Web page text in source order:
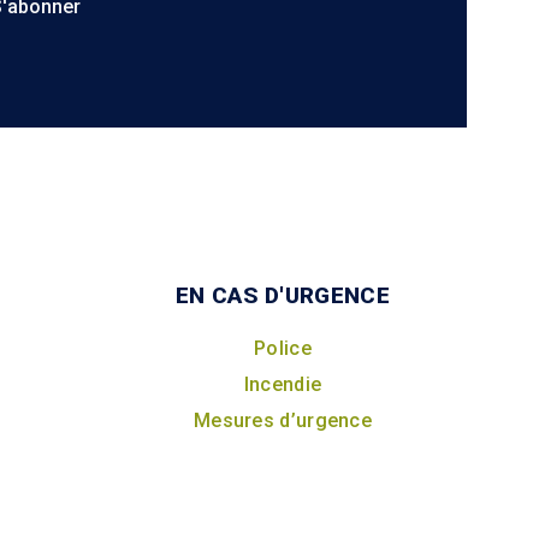
EN CAS D'URGENCE
Police
Incendie
Mesures d’urgence